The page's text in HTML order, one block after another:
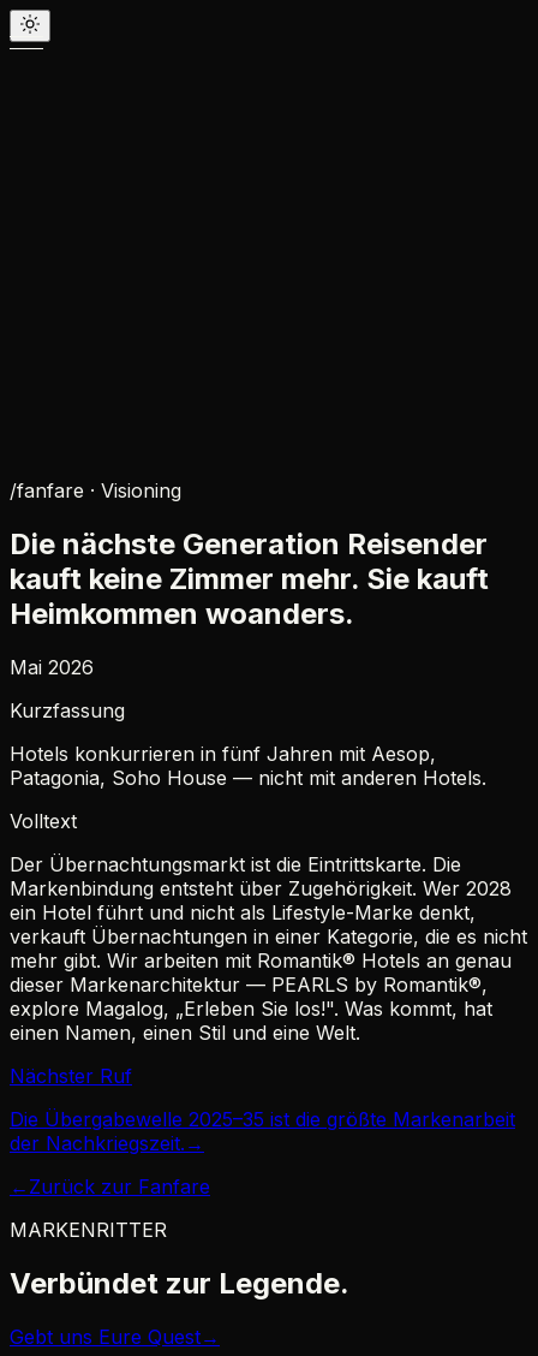
/fanfare · Visioning
Die nächste Generation Reisender
kauft keine Zimmer mehr. Sie kauft
Heimkommen woanders.
Mai 2026
Kurzfassung
Hotels konkurrieren in fünf Jahren mit Aesop,
Patagonia, Soho House — nicht mit anderen Hotels.
Volltext
Der Übernachtungsmarkt ist die Eintrittskarte. Die
Markenbindung entsteht über Zugehörigkeit. Wer 2028
ein Hotel führt und nicht als Lifestyle-Marke denkt,
verkauft Übernachtungen in einer Kategorie, die es nicht
mehr gibt. Wir arbeiten mit Romantik® Hotels an genau
dieser Markenarchitektur — PEARLS by Romantik®,
explore Magalog, „Erleben Sie los!". Was kommt, hat
einen Namen, einen Stil und eine Welt.
Nächster Ruf
Die Übergabewelle 2025–35 ist die größte Markenarbeit
der Nachkriegszeit. →
← Zurück zur Fanfare
MARKENRITTER
Verbündet zur Legende.
Gebt uns Eure Quest→